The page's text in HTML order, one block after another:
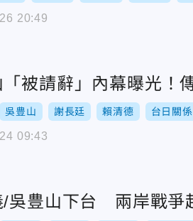
20:49
被請辭」內幕曝光！
吳豊山 謝長廷 賴清德 台日關
09:43
/吳豊山下台 兩岸戰爭